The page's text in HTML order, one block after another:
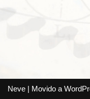
Neve | Movido a